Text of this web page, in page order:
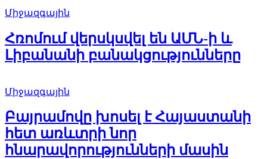
Միջազգային
Հռոմում վերսկսվել են ԱՄՆ-ի և
Լիբանանի բանակցությունները
Միջազգային
Բայրամովը խոսել է Հայաստանի
հետ առևտրի նոր
հնարավորությունների մասին